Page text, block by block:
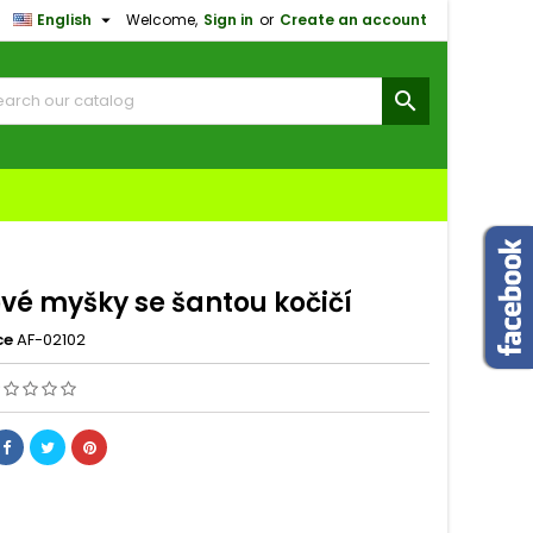
Welcome, Sign in or Create an account
English 

myšky se šantou kočičí
AF-02102